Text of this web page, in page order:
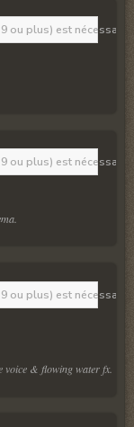
ou plus) est
ou plus) est
ou plus) est
voice & flowing water fx.